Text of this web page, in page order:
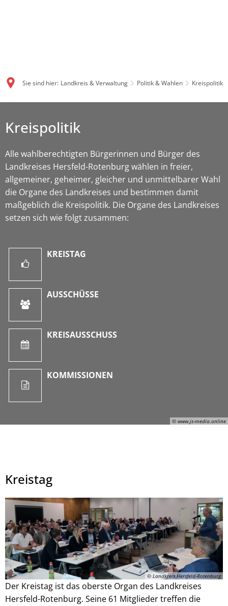
Sie sind hier: Landkreis & Verwaltung Politik & Wahlen Kreispolitik
© www.js-media.online
Julian Schaepertoens, © www.js-media.online
Kreispolitik
Alle wahlberechtigten Bürgerinnen und Bürger des
Landkreises Hersfeld-Rotenburg wählen in freier,
allgemeiner, geheimer, gleicher und unmittelbarer Wahl
die Organe des Landkreises und bestimmen damit
maßgeblich die Kreispolitik. Die Organe des Landkreises
setzen sich wie folgt zusammen:
KREISTAG
AUSSCHÜSSE
KREISAUSSCHUSS
KOMMISSIONEN
Kreistag
© Landkreis Hersfeld-Rotenburg
Der Kreistag ist das oberste Organ des Landkreises
Hersfeld-Rotenburg. Seine 61 Mitglieder treffen die